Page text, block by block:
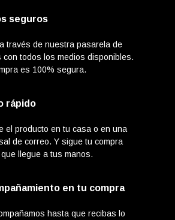
seguros
través de nuestra pasarela de
con todos los medios disponibles.
es 100% segura.
rápido
el producto en tu casa o en una
de correo. Y sigue tu compra
llegue a tus manos.
en tu compra
hasta que recibas lo